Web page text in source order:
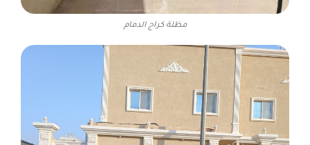
مظلة كراج الدمام